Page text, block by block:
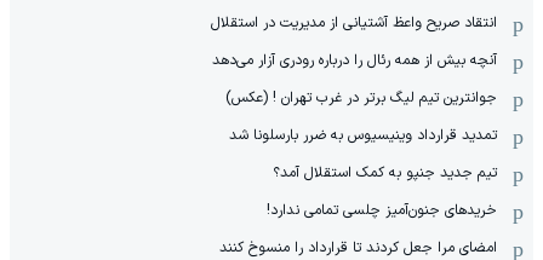
انتقاد صریح واعظ آشتیانی از مدیریت در استقلال
آنچه بیش از همه رئال را درباره رودری آزار می‌دهد
جوانترین تیم لیگ برتر در غرب تهران ! (عکس)
تمدید قرارداد وینیسیوس به ضرر بارسلونا شد
تیم جدید جنپو به کمک استقلال آمد؟
خریدهای جنون‌آمیز چلسی تمامی ندارد!
امضای مرا جعل کردند تا قرارداد را منسوخ کنند